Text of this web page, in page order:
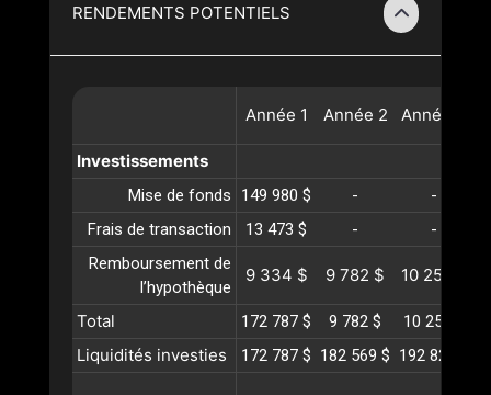
RENDEMENTS POTENTIELS
Année 1 Année 2 Année
Investissements
Mise de fonds 149 980 $ -
-
Frais de transaction
13 473 $ -
-
Remboursement de
l’hypothèque
9 334 $ 9 782 $ 10 252 $
Total 172 787 $ 9 782 $ 10 252 $
Liquidités investies 172 787 $ 182 569 $ 192 822 $